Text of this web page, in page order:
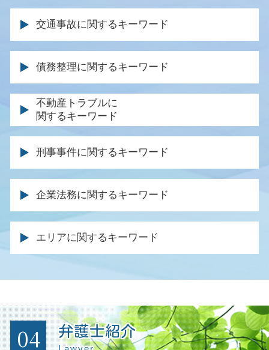
相続放棄 手続き
分割 協議
遺言 遺留分
相続人 弁護士
遺留分 裁判
遺産分割協議 やり直し
事業継承 相続
相続 生命保険 受取 人
相続 やり直し
借金 遺産 相続
遺産分割 遺言
遺言 相談
相続 期限
離婚 法律事務所
離婚調停 不成立
離婚裁判 期間
離婚調停 申し立て
離婚裁判 長期化
離婚裁判 不成立
養育費 調停
公正証書 親権
離婚協議書 効力
離婚協議書 内容
離婚 調停 不成立
親権 父親
円満 調停
離婚調停 慰謝料
交通事故に関するキーワード
休業損害 いつもらえる
後遺障害 逸失利益
事故 保険会社 交渉
後遺障害 保険金
示談交渉 保険会社
保険会社 対応
後遺症 逸失利益
事故 入院費用
過失割合 保険金
交通事故 法律事務所
逸失利益 計算
自賠責 保険 等級
債務整理に関するキーワード
債務 種類
特定調停 手続
破産 個人再生
債務整理 メリットとデメリット
個人再生 ブラックリスト 期間
自己破産 受任通知
自己破産 法律事務所
任意整理 法律事務所
任意整理 信用情報
自己破産 就職
車 破産
自己破産 期間 クレジットカード
不動産トラブルに
関するキーワード
不法占拠 立ち退き
土地 購入 トラブル
不動産 契約トラブル 弁護士
家賃 滞納延滞金
不動産売買 仲介トラブル
土地 トラブル 相談
不動産 仲介業者 トラブル
賃料 増額調停
明け渡し 請求
刑事事件に関するキーワード
刑事事件 不起訴
被害届 取り下げ 示談
刑事事件 被害者
有罪 回避
起訴されたら 裁判
示談 前科
起訴 執行猶予
企業法務に関するキーワード
契約書 内容確認
法律顧問 契約書
企業法務 法律事務所
残業代請求 会社側
法務 チェック
法務 企業
エリアに関するキーワード
04 弁護士紹介